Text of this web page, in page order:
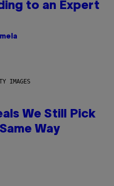
to an Expert
IMAGES
We Still Pick
Way